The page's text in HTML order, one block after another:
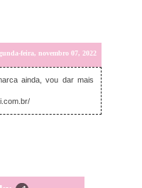
feira, novembro 07, 2022
ainda, vou dar mais